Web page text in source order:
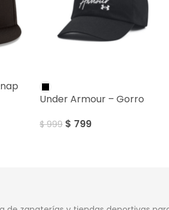
Under Armour – Gorro
$999 $ 799